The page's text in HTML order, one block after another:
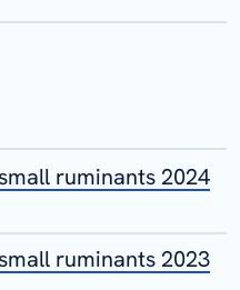
ruminants 2024
ruminants 2023